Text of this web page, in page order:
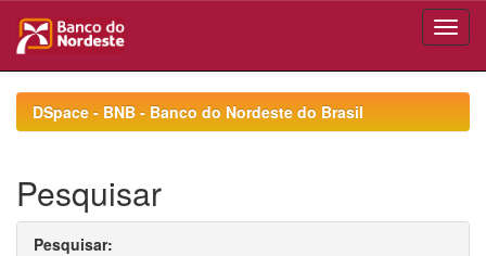
navigationDSpace - BNB - Banco do Nordeste do Brasil
Pesquisar
Pesquisar: